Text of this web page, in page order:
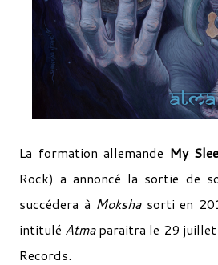
La formation allemande My
Rock) a annoncé la sortie de
succédera à Mokshasorti en
intitulé Atmaparaitra le 29 juillet
Records.